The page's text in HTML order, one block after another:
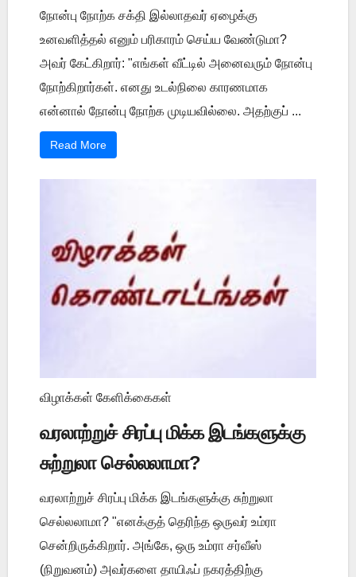
நோன்பு நோற்க சக்தி இல்லாதவர் ஏழைக்கு
உனவளித்தல் எனும் பரிகாரம் செய்ய வேண்டுமா?
அவர் கேட்கிறார்: "எங்கள் வீட்டில் அனைவரும் நோன்பு
நோற்கிறார்கள். எனது உடல்நிலை காரணமாக
என்னால் நோன்பு நோற்க முடியவில்லை. அதற்குப் ...
Read More
விழாக்கள் கேளிக்கைகள்
வரலாற்றுச் சிரப்பு மிக்க இடங்களுக்கு
சுற்றுலா செல்லலாமா?
வரலாற்றுச் சிரப்பு மிக்க இடங்களுக்கு சுற்றுலா
செல்லலாமா? "எனக்குத் தெரிந்த ஒருவர் உம்ரா
சென்றிருக்கிறார். அங்கே, ஒரு உம்ரா சர்வீஸ்
(நிறுவனம்) அவர்களை தாயிஃப் நகரத்திற்கு